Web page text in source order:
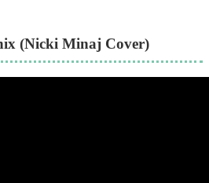
(Nicki Minaj Cover)